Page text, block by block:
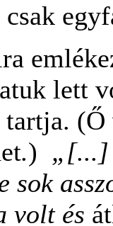
lett
tartja.
.) „[...]
sok
volt és